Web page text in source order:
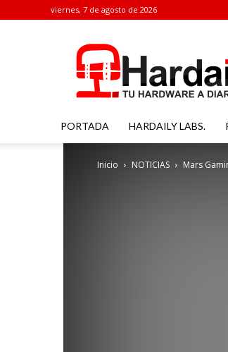
viernes, 7 de agosto de 2026
PORTADA HARDAILY LABS.
Inicio NOTICIAS Mars